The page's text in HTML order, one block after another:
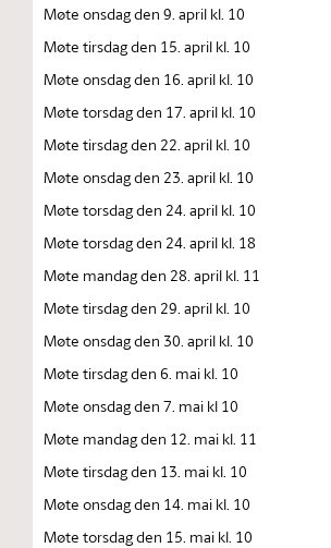
Møte onsdag den 9. april kl. 10
Møte tirsdag den 15. april kl. 10
Møte onsdag den 16. april kl. 10
Møte torsdag den 17. april kl. 10
Møte tirsdag den 22. april kl. 10
Møte onsdag den 23. april kl. 10
Møte torsdag den 24. april kl. 10
Møte torsdag den 24. april kl. 18
Møte mandag den 28. april kl. 11
Møte tirsdag den 29. april kl. 10
Møte onsdag den 30. april kl. 10
Møte tirsdag den 6. mai kl. 10
Møte onsdag den 7. mai kl 10
Møte mandag den 12. mai kl. 11
Møte tirsdag den 13. mai kl. 10
Møte onsdag den 14. mai kl. 10
Møte torsdag den 15. mai kl. 10